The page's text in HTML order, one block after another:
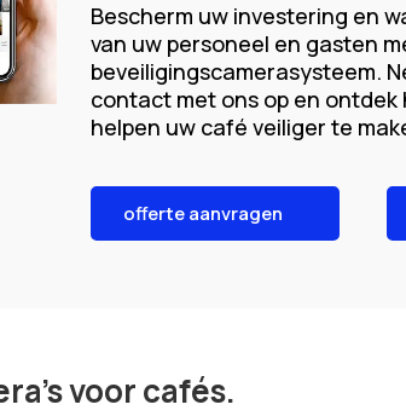
Bescherm uw investering en
van uw personeel en gasten
beveiligingscamerasysteem.
contact met ons op en ontdek
helpen uw café veiliger te
offerte aanvragen
voor cafés.